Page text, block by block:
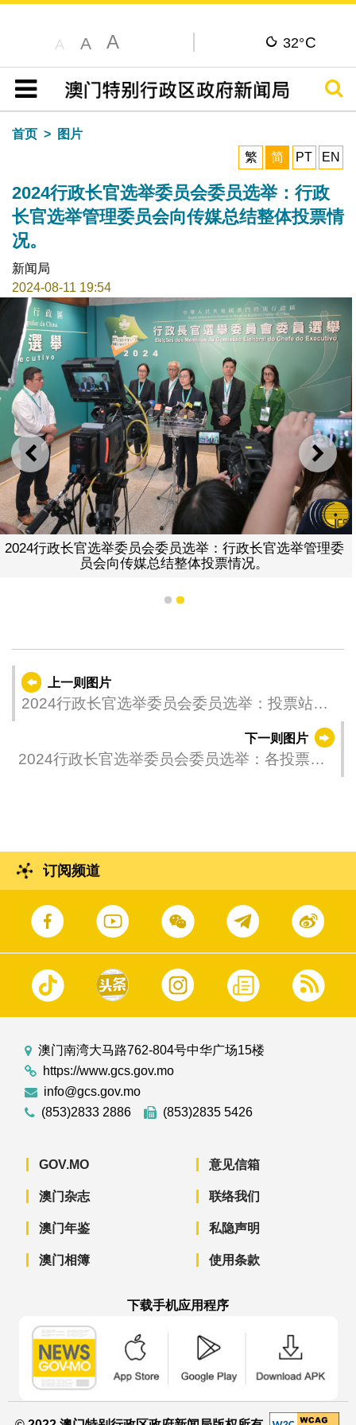
A A A 32°C
目录
搜寻
首页
图片
繁
简 PT EN
2024行政长官选举委员会委员选举：行政
长官选举管理委员会向传媒总结整体投票情
况。
新闻局
2024-08-11 19:54
上一则 下一
2024行政长官选举委员会委员选举：行政长官选举管理委
员会向传媒总结整体投票情况。
1 2
上一则图片
2024行政长官选举委员会委员选举：投票站人
下一则图片
2024行政长官选举委员会委员选举：各投票站
订阅频道
澳门南湾大马路762-804号中华广场15楼
https://www.gcs.gov.mo
info@gcs.gov.mo
(853)2833 2886
(853)2835 5426
GOV.MO
澳门杂志
澳门年鉴
澳门相簿
意见信箱
联络我们
私隐声明
使用条款
下载手机应用程序